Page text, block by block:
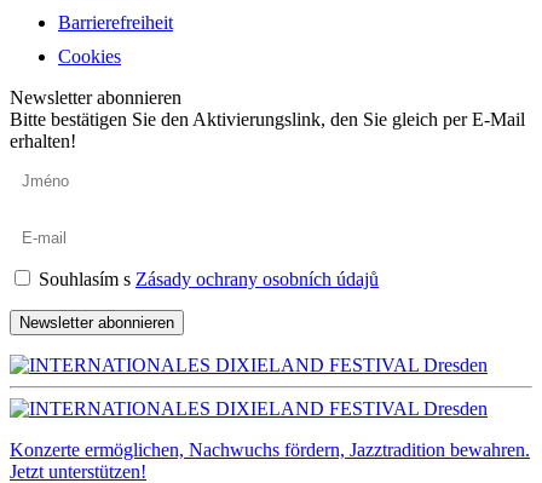
Barrierefreiheit
Cookies
Newsletter abonnieren
Bitte bestätigen Sie den Aktivierungslink, den Sie gleich per E-Mail
erhalten!
Souhlasím s Zásady ochrany osobních údajů
Newsletter abonnieren
Konzerte ermöglichen, Nachwuchs fördern, Jazztradition bewahren.
Jetzt unterstützen!